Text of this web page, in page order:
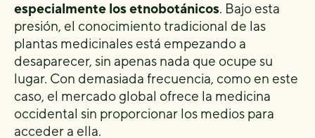
especialmente los etnobotánicos. Bajo esta
presión, el conocimiento tradicional de las
plantas medicinales está empezando a
desaparecer, sin apenas nada que ocupe su
lugar. Con demasiada frecuencia, como en este
caso, el mercado global ofrece la medicina
occidental sin proporcionar los medios para
acceder a ella.